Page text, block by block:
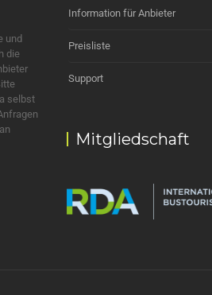
und
die
selbst
Information für Anbieter
Preisliste
Support
Mitgliedschaft